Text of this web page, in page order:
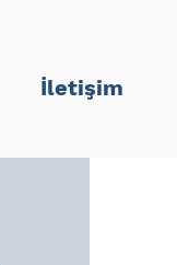
İletişim